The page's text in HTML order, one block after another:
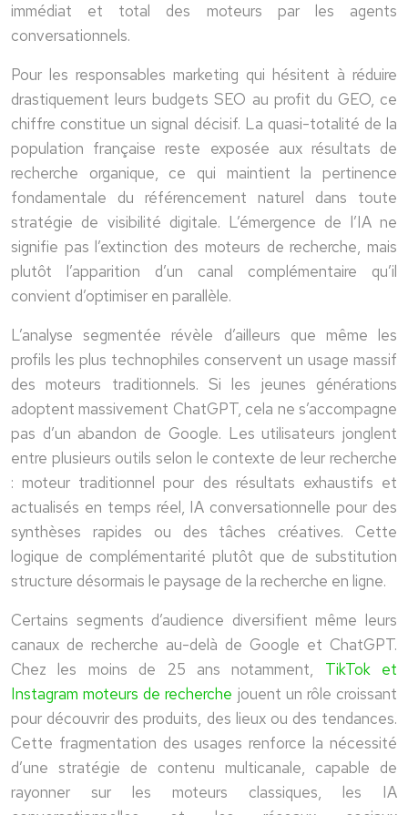
immédiat et total des moteurs par les agents
conversationnels.
Pour les responsables marketing qui hésitent à réduire
drastiquement leurs budgets SEO au profit du GEO, ce
chiffre constitue un signal décisif. La quasi-totalité de la
population française reste exposée aux résultats de
recherche organique, ce qui maintient la pertinence
fondamentale du référencement naturel dans toute
stratégie de visibilité digitale. L’émergence de l’IA ne
signifie pas l’extinction des moteurs de recherche, mais
plutôt l’apparition d’un canal complémentaire qu’il
convient d’optimiser en parallèle.
L’analyse segmentée révèle d’ailleurs que même les
profils les plus technophiles conservent un usage massif
des moteurs traditionnels. Si les jeunes générations
adoptent massivement ChatGPT, cela ne s’accompagne
pas d’un abandon de Google. Les utilisateurs jonglent
entre plusieurs outils selon le contexte de leur recherche
: moteur traditionnel pour des résultats exhaustifs et
actualisés en temps réel, IA conversationnelle pour des
synthèses rapides ou des tâches créatives. Cette
logique de complémentarité plutôt que de substitution
structure désormais le paysage de la recherche en ligne.
Certains segments d’audience diversifient même leurs
canaux de recherche au-delà de Google et ChatGPT.
Chez les moins de 25 ans notamment, TikTok et
Instagram moteurs de recherche jouent un rôle croissant
pour découvrir des produits, des lieux ou des tendances.
Cette fragmentation des usages renforce la nécessité
d’une stratégie de contenu multicanale, capable de
rayonner sur les moteurs classiques, les IA